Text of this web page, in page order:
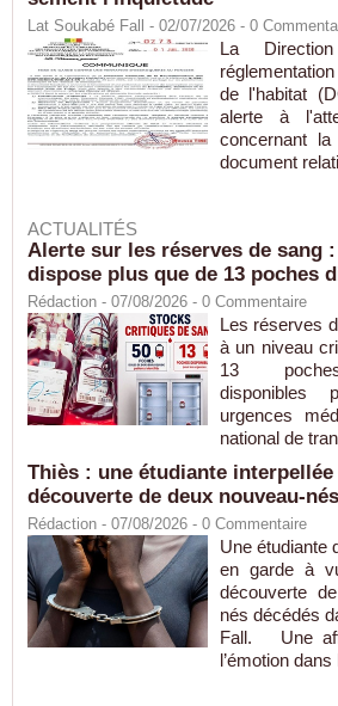
Lat Soukabé Fall - 02/07/2026 - 0
La
de l'habitat
alerte à
concernant
document
ACTUALITÉS
Alerte sur les réserves de sang :
dispose plus que de 13 poches
Rédaction - 07/08/2026 - 0 Commentaire
Les réserves
à un niveau
13
disponibles
urgences
national de
Thiès : une étudiante interpellée
découverte de deux nouveau-
Rédaction - 07/08/2026 - 0 Commentaire
Une étudiante
en garde à
découverte
nés décédés
Fall. Une
l’émotion dans